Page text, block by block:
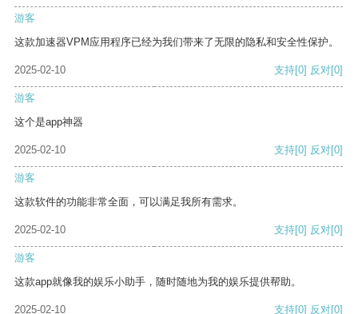
游客
这款加速器VPM应用程序已经为我们带来了无限的隐私和安全性保护。
2025-02-10 支持[0] 反对[0]
游客
这个是app神器
2025-02-10 支持[0] 反对[0]
游客
这款软件的功能非常全面，可以满足我所有需求。
2025-02-10 支持[0] 反对[0]
游客
这款app就像我的娱乐小助手，随时随地为我的娱乐提供帮助。
2025-02-10 支持[0] 反对[0]